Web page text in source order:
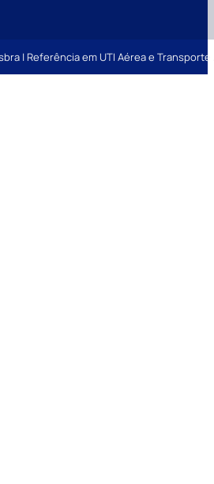
| Referência em UTI Aérea e